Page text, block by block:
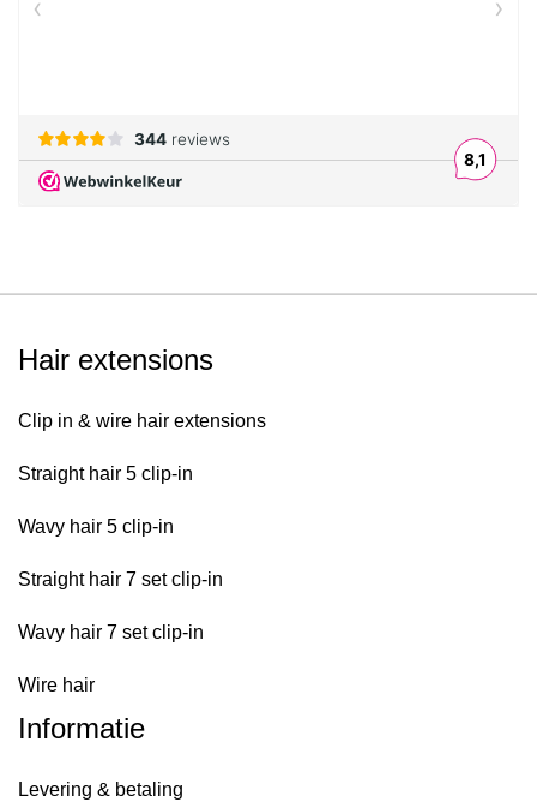
Hair extensions
Clip in & wire hair extensions
Straight hair 5 clip-in
Wavy hair 5 clip-in
Straight hair 7 set clip-in
Wavy hair 7 set clip-in
Wire hair
Informatie
Levering & betaling